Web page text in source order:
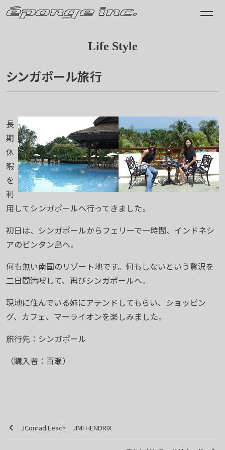
Life Style
シンガポール旅行
長
期
休
暇
を
利
用してシンガポールへ行ってきました。
初日は、シンガポールからフェリーで一時間、インドネシ
アのビンタン島へ。
何も無い南国のリゾート地です。何もしないという贅沢を
二日間満喫して、再びシンガポールへ。
現地に住んでいる姉にアテンドしてもらい、ショッピン
グ、カフェ、マーライオンを楽しみました。
旅行先：シンガポール
（購入者：百瀬）
JConrad Leach JIMI HENDRIX